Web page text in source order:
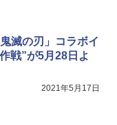
滅の刃」コラボイ
戦”が5月28日よ
2021年5月17日